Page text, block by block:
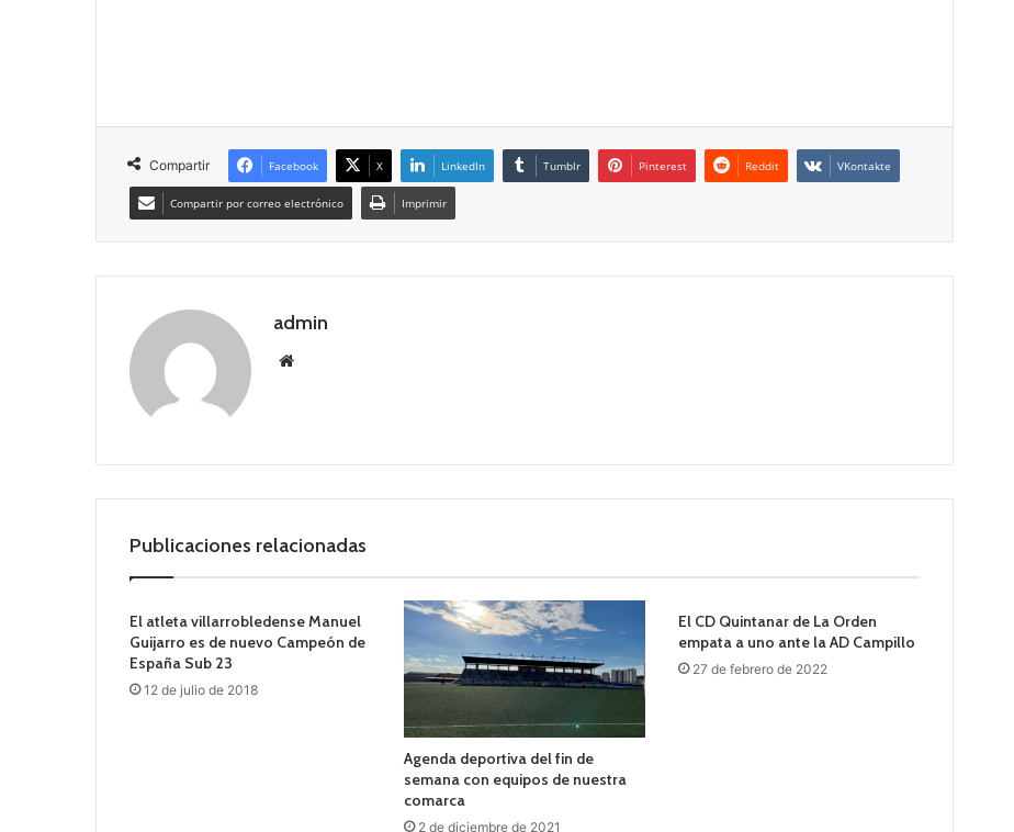
Compartir Facebook X LinkedIn Tumblr Pinterest Reddit VKontakte
Compartir por correo electrónico Imprimir
admin
Publicaciones relacionadas
El atleta villarrobledense Manuel
Guijarro es de nuevo Campeón de
España Sub 23
12 de julio de 2018
Agenda deportiva del fin de
semana con equipos de nuestra
comarca
2 de diciembre de 2021
El CD Quintanar de La Orden
empata a uno ante la AD Campillo
27 de febrero de 2022